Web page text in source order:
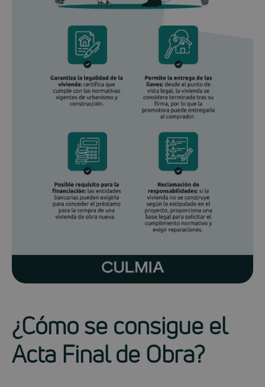
¿Cómo se consigue el
Acta Final de Obra?